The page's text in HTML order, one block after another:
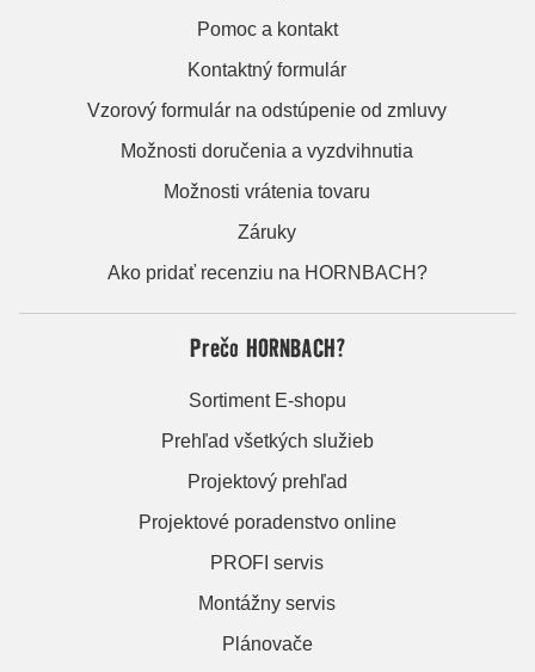
Pomoc a kontakt
Kontaktný formulár
Vzorový formulár na odstúpenie od zmluvy
Možnosti doručenia a vyzdvihnutia
Možnosti vrátenia tovaru
Záruky
Ako pridať recenziu na HORNBACH?
Prečo HORNBACH?
Sortiment E-shopu
Prehľad všetkých služieb
Projektový prehľad
Projektové poradenstvo online
PROFI servis
Montážny servis
Plánovače